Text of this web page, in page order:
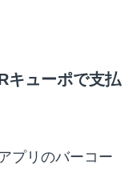
キューポで支払
プリのバーコー